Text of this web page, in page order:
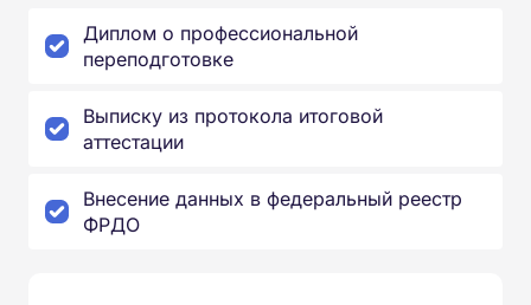
Диплом о профессиональной
переподготовке
Выписку из протокола итоговой
аттестации
Внесение данных в федеральный реестр
ФРДО